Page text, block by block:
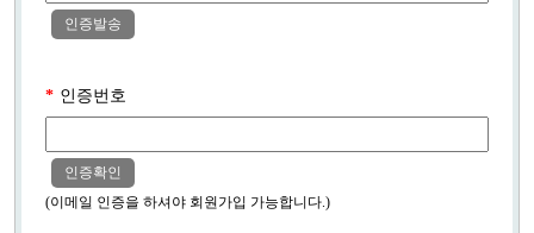
인증발송
* 인증번호
인증확인
(이메일 인증을 하셔야 회원가입 가능합니다.)